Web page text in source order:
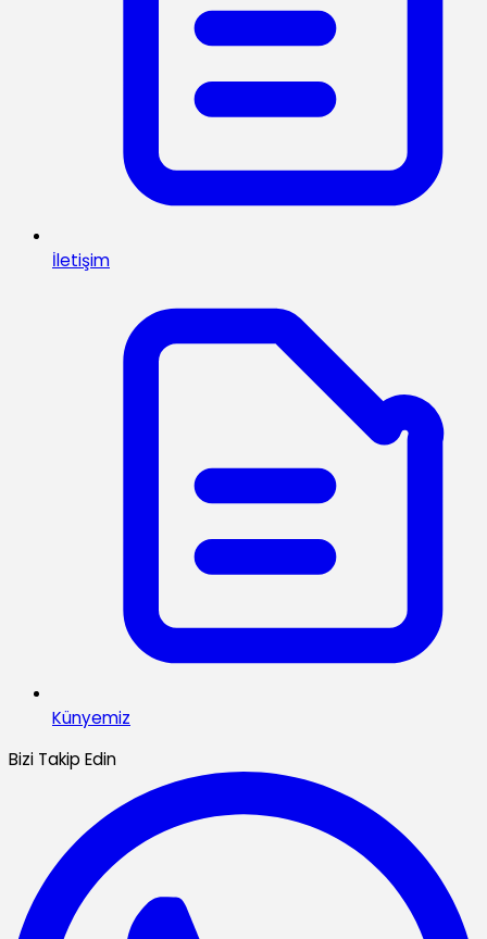
İletişim
Künyemiz
Bizi Takip Edin